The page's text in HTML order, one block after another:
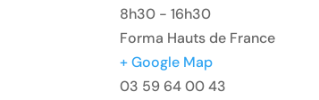
8h30 - 16h30
Forma Hauts de France
+ Google Map
03 59 64 00 43